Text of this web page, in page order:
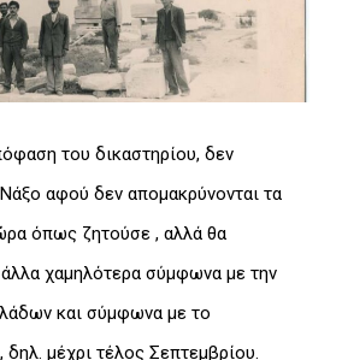
του δικαστηρίου, δεν
αφού δεν απομακρύνονται τα
όπως ζητούσε , αλλά θα
άλλα χαμηλότερα σύμφωνα με την
και σύμφωνα με το
δηλ. μέχρι τέλος Σεπτεμβρίου.